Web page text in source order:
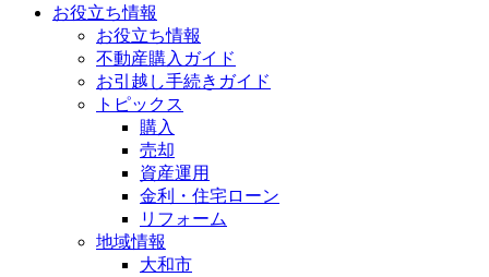
お役立ち情報
お役立ち情報
不動産購入ガイド
お引越し手続きガイド
トピックス
購入
売却
資産運用
金利・住宅ローン
リフォーム
地域情報
大和市